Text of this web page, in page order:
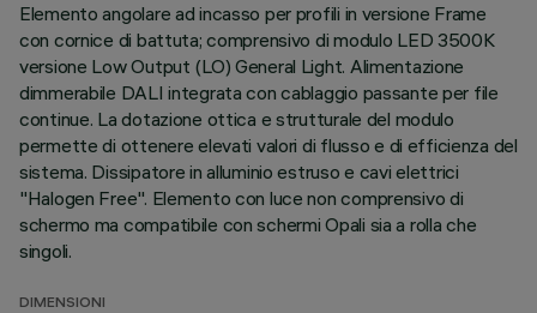
Elemento angolare ad incasso per profili in versione Frame
con cornice di battuta; comprensivo di modulo LED 3500K
versione Low Output (LO) General Light. Alimentazione
dimmerabile DALI integrata con cablaggio passante per file
continue. La dotazione ottica e strutturale del modulo
permette di ottenere elevati valori di flusso e di efficienza del
sistema. Dissipatore in alluminio estruso e cavi elettrici
"Halogen Free". Elemento con luce non comprensivo di
schermo ma compatibile con schermi Opali sia a rolla che
singoli.
DIMENSIONI